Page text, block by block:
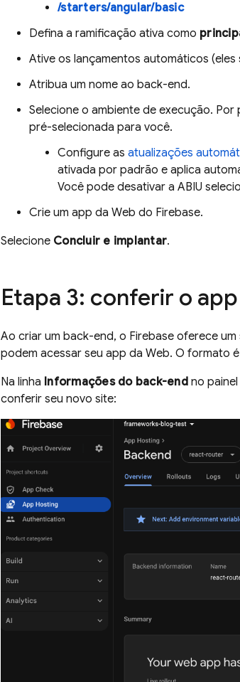
/starters/angular/basic
Defina a ramificação ativa como
Ative os lançamentos automáticos
Atribua um nome ao back-end.
Selecione o ambiente de execução.
pré-selecionada para você.
Configure as atualizações
ativada por padrão e aplica
Você pode desativar a ABIU
Crie um app da Web do Firebase.
Selecione Concluir e implantar.
Etapa 3: conferir o
Ao criar um back-end, o Firebase oferece
podem acessar seu app da Web. O formato é
Na linha Informações do back-endno painel
conferir seu novo site: